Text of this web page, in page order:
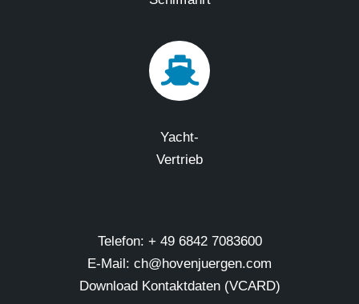
Yacht-
Vertrieb
Telefon: + 49 6842 7083600
E-Mail: ch@hovenjuergen.com
Download Kontaktdaten (VCARD)